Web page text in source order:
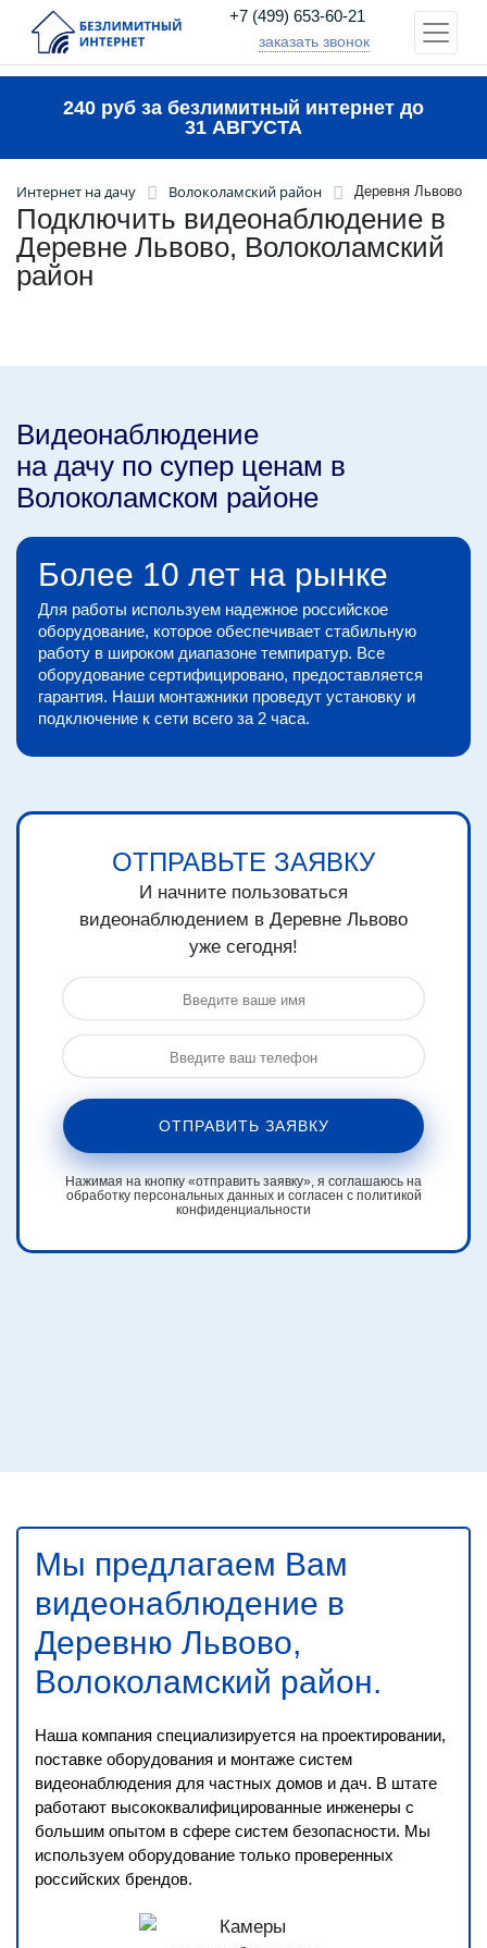
+7 (499) 653-60-21
заказать звонок
240 руб за безлимитный интернет до
31 АВГУСТА
Интернет на дачу Волоколамский район Деревня Львово
Подключить видеонаблюдение в
Деревне Львово, Волоколамский
район
Видеонаблюдение
на дачу по супер ценам в
Волоколамском районе
Более 10 лет на рынке
Для работы используем надежное российское
оборудование, которое обеспечивает стабильную
работу в широком диапазоне темпиратур. Все
оборудование сертифицировано, предоставляется
гарантия. Наши монтажники проведут установку и
подключение к сети всего за 2 часа.
ОТПРАВЬТЕ ЗАЯВКУ
И начните пользоваться
видеонаблюдением в Деревне Львово
уже сегодня!
ОТПРАВИТЬ ЗАЯВКУ
Нажимая на кнопку «отправить заявку», я соглашаюсь на
обработку персональных данных и согласен с политикой
конфиденциальности
Мы предлагаем Вам
видеонаблюдение в
Деревню Львово,
Волоколамский район.
Наша компания специализируется на проектировании,
поставке оборудования и монтаже систем
видеонаблюдения для частных домов и дач. В штате
работают высококвалифицированные инженеры с
большим опытом в сфере систем безопасности. Мы
используем оборудование только проверенных
российских брендов.